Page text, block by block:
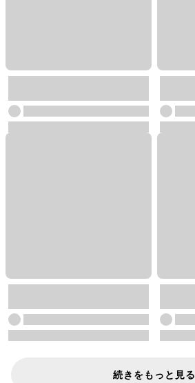
続きをもっと見る